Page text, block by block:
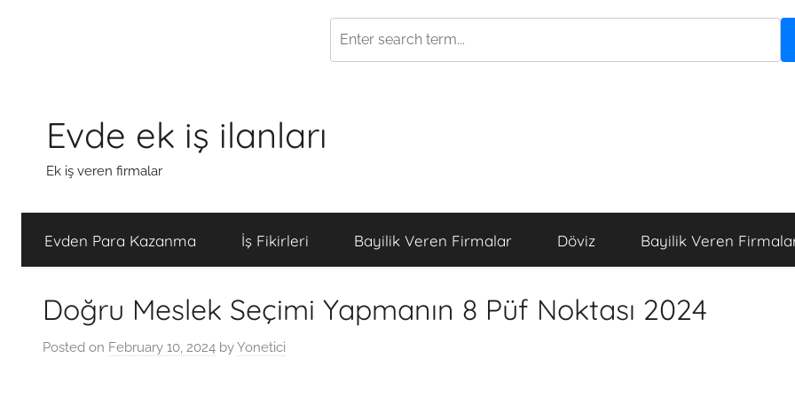
content
Evde ek iş ilanları
Ek iş veren firmalar
Evden Para Kazanma İş Fikirleri Bayilik Veren Firmalar Döviz Bayilik Veren
Doğru Meslek Seçimi Yapmanın 8 Püf Noktası 2024
Posted on February 10, 2024 byYonetici